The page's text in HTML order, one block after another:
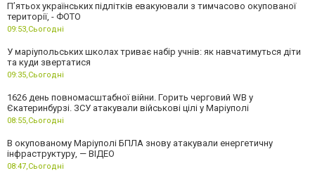
П’ятьох українських підлітків евакуювали з тимчасово окупованої
території, - ФОТО
09:53,Сьогодні
У маріупольських школах триває набір учнів: як навчатимуться діти
та куди звертатися
09:35,Сьогодні
1626 день повномасштабної війни. Горить черговий WB у
Єкатеринбурзі. ЗСУ атакували військові цілі у Маріуполі
08:55,Сьогодні
В окупованому Маріуполі БПЛА знову атакували енергетичну
інфраструктуру, — ВІДЕО
08:47,Сьогодні